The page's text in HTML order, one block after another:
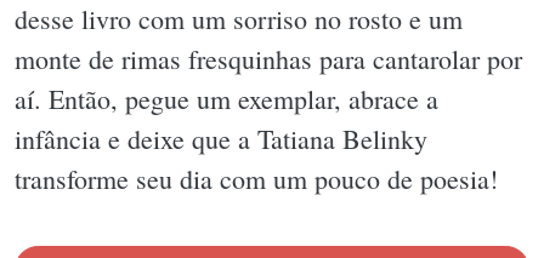
desse livro com um sorriso no rosto e um
monte de rimas fresquinhas para cantarolar por
aí. Então, pegue um exemplar, abrace a
infância e deixe que a Tatiana Belinky
transforme seu dia com um pouco de poesia!